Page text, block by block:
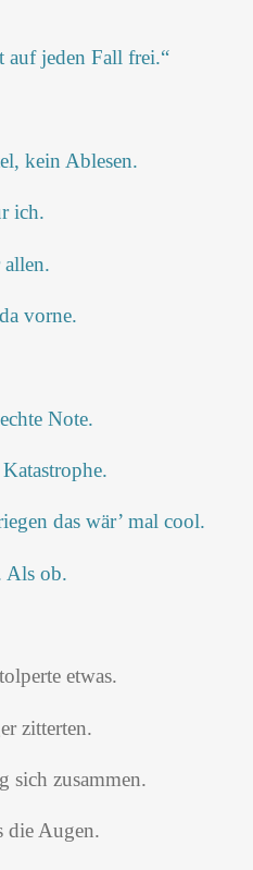
auf jeden Fall frei.“
kein Ablesen.
ich.
vorne.
Note.
das wär’ mal cool.
Als ob.
etwas.
zitterten.
sich zusammen.
die Augen.